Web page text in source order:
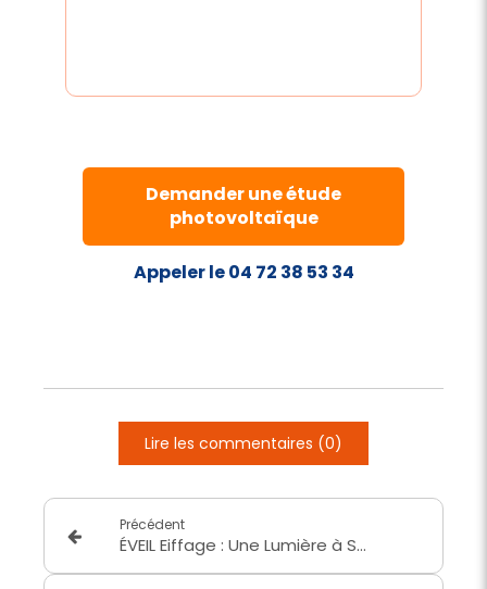
Demander une étude
photovoltaïque
Appeler le 04 72 38 53 34
Lire les commentaires (0)
Précédent
ÉVEIL Eiffage : Une Lumière à Saint-Laurent-de-Mure avec AVENIR ÉNERGIE